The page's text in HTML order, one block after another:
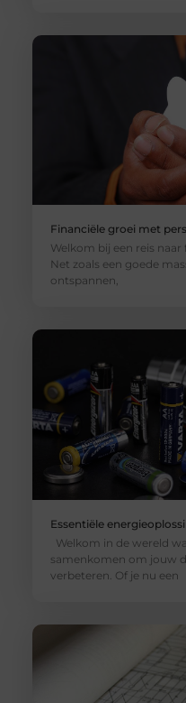
Financiële groei met
Welkom bij een reis
Net zoals een goede
ontspannen,
Essentiële
Welkom in de wereld
samenkomen om jouw
verbeteren. Of je nu een